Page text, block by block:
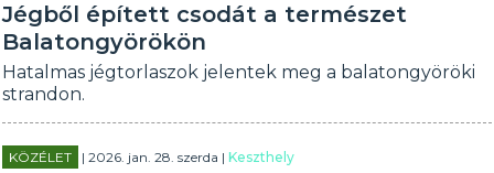
Jégből épített csodát a természet
Balatongyörökön
Hatalmas jégtorlaszok jelentek meg a balatongyöröki
strandon.
KÖZÉLET | 2026. jan. 28. szerda |Keszthely